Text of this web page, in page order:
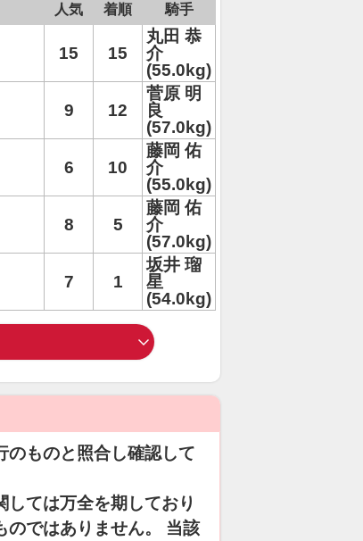
人気 着順 騎手
15 15
丸田 恭
介
(55.0kg)
9 12
菅原 明
良
(57.0kg)
6 10
藤岡 佑
介
(55.0kg)
8 5
藤岡 佑
介
(57.0kg)
7 1
坂井 瑠
星
(54.0kg)
のものと照合し確認して
ては万全を期しており
のではありません。 当該